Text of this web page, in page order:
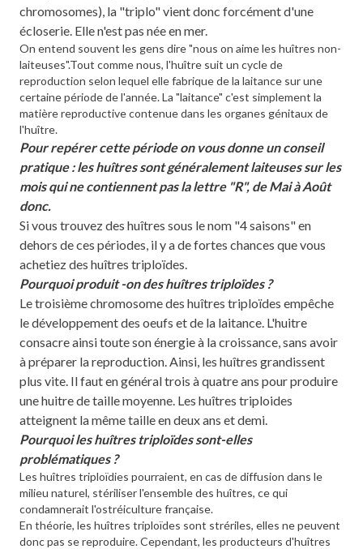
chromosomes), la "triplo" vient donc forcément d'une
écloserie. Elle n'est pas née en mer.
On entend souvent les gens dire "nous on aime les huîtres non-
laiteuses".Tout comme nous, l'huître suit un cycle de
reproduction selon lequel elle fabrique de la laitance sur une
certaine période de l'année. La "laitance" c'est simplement la
matière reproductive contenue dans les organes génitaux de
l'huître.
Pour repérer cette période on vous donne un conseil
pratique : les huîtres sont généralement laiteuses sur les
mois qui ne contiennent pas la lettre "R", de Mai à Août
donc.
Si vous trouvez des huîtres sous le nom "4 saisons" en
dehors de ces périodes, il y a de fortes chances que vous
achetiez des huîtres triploïdes.
Pourquoi produit -on des huîtres triploïdes ?
Le troisième chromosome des huîtres triploïdes empêche
le développement des oeufs et de la laitance. L'huitre
consacre ainsi toute son énergie à la croissance, sans avoir
à préparer la reproduction. Ainsi, les huîtres grandissent
plus vite. Il faut en général trois à quatre ans pour produire
une huitre de taille moyenne. Les huîtres triploides
atteignent la même taille en deux ans et demi.
Pourquoi les huîtres triploïdes sont-elles
problématiques ?
Les huîtres triploïdies pourraient, en cas de diffusion dans le
milieu naturel, stériliser l'ensemble des huîtres, ce qui
condamnerait l'ostréiculture française.
En théorie, les huîtres triploïdes sont strériles, elles ne peuvent
donc pas se reproduire. Cependant, les producteurs d'huîtres